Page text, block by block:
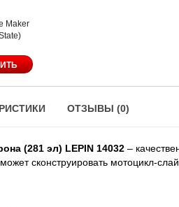
Maker
ОТЗЫВЫ (0)
(281 эл) LEPIN 14032 –
сконструировать мотоцикл-